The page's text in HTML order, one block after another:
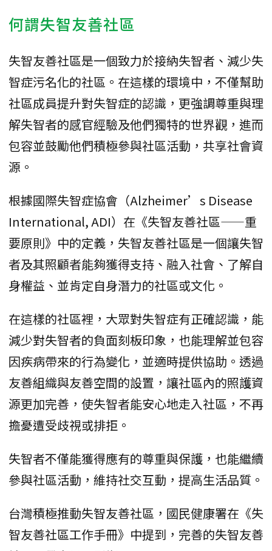
何謂失智友善社區
失智友善社區是一個致力於接納失智者、減少失
智症污名化的社區。在這樣的環境中，不僅幫助
社區成員提升對失智症的認識，更強調尊重與理
解失智者的感官經驗及他們獨特的世界觀，進而
包容並鼓勵他們積極參與社區活動，共享社會資
源。
根據國際失智症協會（Alzheimer’s Disease
International, ADI）在《失智友善社區——重
要原則》中的定義，失智友善社區是一個讓失智
者及其照顧者能夠獲得支持、融入社會、了解自
身權益、並肯定自身潛力的社區或文化。
在這樣的社區裡，大眾對失智症有正確認識，能
減少對失智者的負面刻板印象，也能理解並包容
因疾病帶來的行為變化，並適時提供協助。透過
友善組織與友善空間的設置，讓社區內的照護資
源更加完善，使失智者能安心地走入社區，不再
擔憂遭受歧視或排拒。
失智者不僅能獲得應有的尊重與保護，也能繼續
參與社區活動，維持社交互動，提高生活品質。
台灣積極推動失智友善社區，國民健康署在《失
智友善社區工作手冊》中提到，完善的失智友善